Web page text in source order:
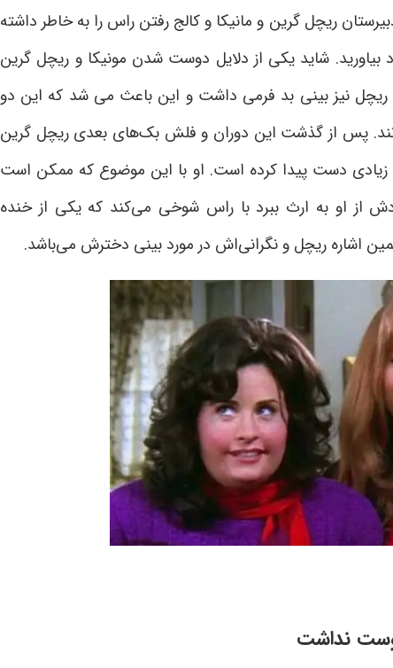
ریچل گرین و مانیکا و کالج رفتن راس را به خاطر داشته
بیاورید. شاید یکی از دلایل دوست شدن مونیکا و ریچل گرین
ریچل نیز بینی بد فرمی داشت و این باعث می شد که این دو
پس از گذشت این دوران و فلش بک‌های بعدی ریچل گرین
زیادی دست پیدا کرده است. او با این موضوع که ممکن است
او به ارث ببرد با راس شوخی می‌کند که یکی از خنده
اشاره ریچل و نگرانی‌اش در مورد بینی دخترش می‌باشد.
نداشت